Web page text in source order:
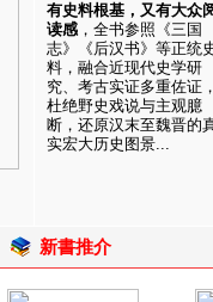
有史料根基，又有大众
读感 ，全书参照《三国
志》《后汉书》等正统
料，融合近现代史学研
究、考古实证多重佐证
杜绝野史戏说与主观臆
断，还原汉末至魏晋的
实宏大历史图景...
新書推介